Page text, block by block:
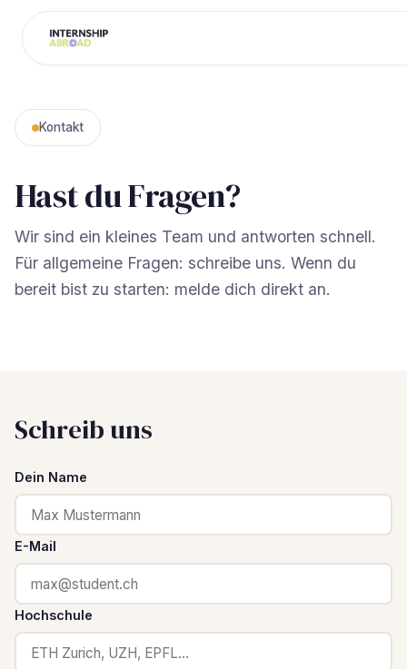
Kontakt
Hast du Fragen?
Wir sind ein kleines Team und antworten schnell.
Für allgemeine Fragen: schreibe uns. Wenn du
bereit bist zu starten: melde dich direkt an.
Schreib uns
Dein Name
E-Mail
Hochschule